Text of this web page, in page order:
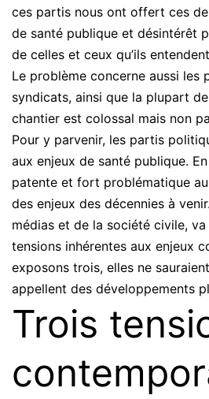
ces partis nous ont offert ces
de santé publique et désintérêt
de celles et ceux qu’ils
Le problème concerne aussi les
syndicats, ainsi que la plupart
chantier est colossal mais non
Pour y parvenir, les partis
aux enjeux de santé publique.
patente et fort problématique
des enjeux des décennies à
médias et de la société civile,
tensions inhérentes aux enjeux
exposons trois, elles ne
appellent des développements
Trois